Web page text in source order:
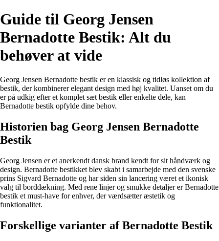
Guide til Georg Jensen
Bernadotte Bestik: Alt du
behøver at vide
Georg Jensen Bernadotte bestik er en klassisk og tidløs kollektion af
bestik, der kombinerer elegant design med høj kvalitet. Uanset om du
er på udkig efter et komplet sæt bestik eller enkelte dele, kan
Bernadotte bestik opfylde dine behov.
Historien bag Georg Jensen Bernadotte
Bestik
Georg Jensen er et anerkendt dansk brand kendt for sit håndværk og
design. Bernadotte bestikket blev skabt i samarbejde med den svenske
prins Sigvard Bernadotte og har siden sin lancering været et ikonisk
valg til borddækning. Med rene linjer og smukke detaljer er Bernadotte
bestik et must-have for enhver, der værdsætter æstetik og
funktionalitet.
Forskellige varianter af Bernadotte Bestik